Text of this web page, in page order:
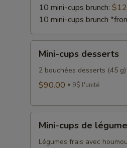
10 mini-cups brunch:
10 mini-cups brunch
cups
desserts
Mini-cups desserts
2 bouchées desserts (45
$90.00 9$ l'unité
cups
Mini-cups de
Légumes frais avec